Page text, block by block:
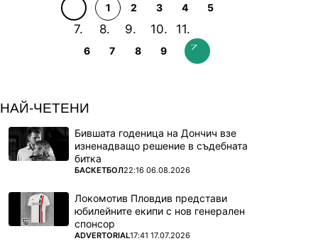
1 2 3 4 5
6 7 8 9
НАЙ-ЧЕТЕНИ
Бившата годеница на Дончич взе
изненадващо решение в съдебната
битка
ПОВЕЧЕ ОТ
БАСКЕТБОЛ22:16 06.08.2026
Локомотив Пловдив представи
юбилейните екипи с нов генерален
спонсор
ПОВЕЧЕ ОТ
ADVERTORIAL17:41 17.07.2026